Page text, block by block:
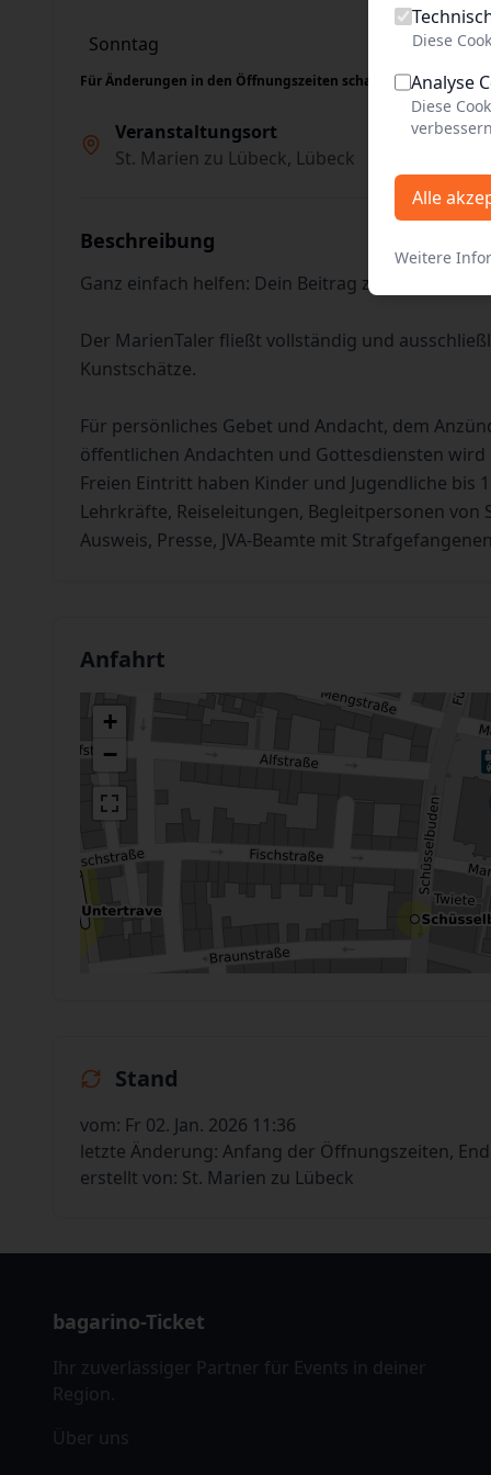
Sonntag 11:00 - 18:00
Für Änderungen in den Öffnungszeiten schauen Sie bitte
Veranstaltungsort
St. Marien zu Lübeck, Lübeck
Beschreibung
Ganz einfach helfen: Dein Beitrag zur Erhaltung
Der MarienTaler fließt vollständig und
Kunstschätze.
Für persönliches Gebet und Andacht, dem
öffentlichen Andachten und Gottesdiensten
Freien Eintritt haben Kinder und Jugendliche bis
Lehrkräfte, Reiseleitungen, Begleitpersonen
Ausweis, Presse, JVA-Beamte mit
Anfahrt
+
−
Stand
vom: Fr 02. Jan. 2026 11:36
letzte Änderung: Anfang der Öffnungszeiten,
erstellt von: St. Marien zu Lübeck
bagarino-Ticket
Ihr zuverlässiger Partner für Events in deiner
Region.
Über uns
Diese
Analyse
Diese
Alle
Weitere